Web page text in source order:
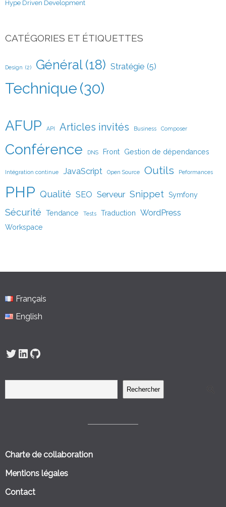
Hype Driven Development
CATÉGORIES ET ÉTIQUETTES
Design (2) Général (18) Stratégie (5)
Technique (30)
AFUP API Articles invités Business Composer
Conférence DNS Front Gestion de dépendances
Intégration continue JavaScript Open Source Outils Peformances
PHP Qualité SEO Serveur Snippet Symfony
Sécurité Tendance Tests Traduction WordPress
Workspace
Français
English
Twitter
LinkedIn
GitHub
Rechercher
Charte de collaboration
Mentions légales
Contact